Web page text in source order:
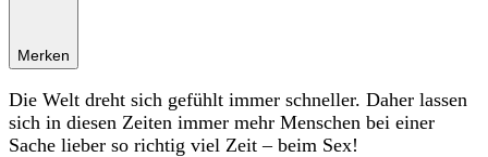
Merken
Die Welt dreht sich gefühlt immer schneller. Daher lassen
sich in diesen Zeiten immer mehr Menschen bei einer
Sache lieber so richtig viel Zeit – beim Sex!